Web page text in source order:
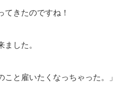
てきたのですね！
した。
こと雇いたくなっちゃった。」